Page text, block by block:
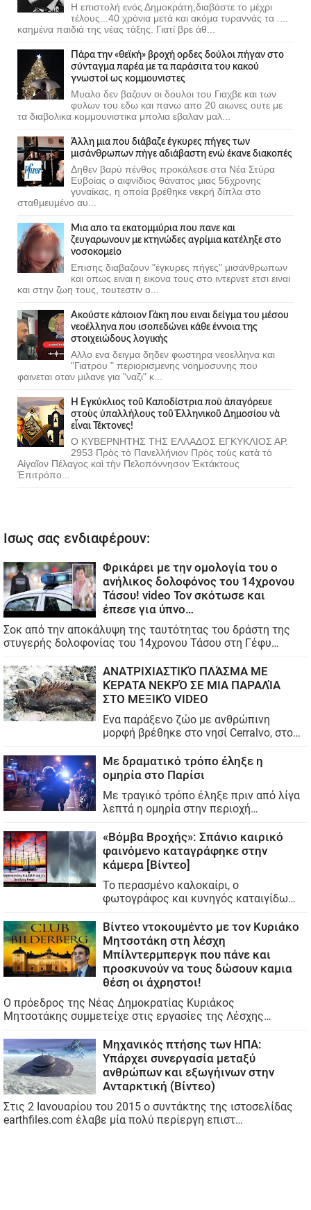
Η επιστολή ενός Δημοκράτη,διαβάστε το μέχρι
τέλους...40 χρόνια μετά και ακόμα τυραννάς τα ....
καημένα παιδιά της νέας τάξης. Γιατί βρε άθ...
Πάρα την «θεϊκή» βροχή ορδες δούλοι πήγαν στο
σύνταγμα παρέα με τα παράσιτα του κακού
γνωστοί ως κομμουνιστες
Μυαλο δεν βαζουν οι δουλοι του Γιαχβε και των
φυλων του εδω και πανω απο 20 αιωνες ουτε με
τα διαβολικα κομμουνιστικα μπολια εβαλαν μαλ...
Άλλη μια που διάβαζε έγκυρες πήγες των
μισάνθρωπων πήγε αδιάβαστη ενώ έκανε διακοπές
Δηθεν βαρύ πένθος προκάλεσε στα Νέα Στύρα
Ευβοίας ο αιφνίδιος θάνατος μιας 56χρονης
γυναίκας, η οποία βρέθηκε νεκρή δίπλα στο
σταθμευμένο αυ...
Μια απο τα εκατομμύρια που πανε και
ζευγαρωνουν με κτηνώδες αγρίμια κατέληξε στο
νοσοκομείο
Επισης διαβαζουν "έγκυρες πήγες" μισάνθρωπων
και οπως ειναι η εικονα τους στο ιντερνετ ετσι ειναι
και στην ζωη τους, τουτεστιν ο...
Ακούστε κάποιον Γάκη που ειναι δείγμα του μέσου
νεοέλληνα που ισοπεδώνει κάθε έννοια της
στοιχειώδους λογικής
Αλλο ενα δειγμα δηδεν φωστηρα νεοελληνα και
"Γιατρου " περιορισμενης νοημοσυνης που
φαινεται οταν μιλανε για "ναζι" κ...
Ἡ Ἐγκύκλιος τοῦ Καποδίστρια ποὺ ἀπαγόρευε
στοὺς ὑπαλλήλους τοῦ Ἑλληνικοῦ Δημοσίου νὰ
εἶναι Τέκτονες!
Ο ΚΥΒΕΡΝΗΤΗΣ ΤΗΣ ΕΛΛΑΔΟΣ ΕΓΚΥΚΛΙΟΣ ΑΡ.
2953 Πρὸς τὸ Πανελλήνιον Πρὸς τοὺς κατὰ τὸ
Αἰγαῖον Πέλαγος καὶ τὴν Πελοπόννησον Ἐκτάκτους
Ἐπιτρόπο...